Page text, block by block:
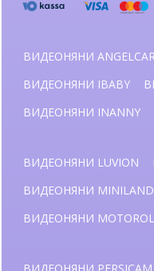
ВИДЕОНЯНИ
ВИДЕОНЯНИ IBABY
ВИДЕОНЯНИ INANNY
ВИДЕОНЯНИ LUVION
ВИДЕОНЯНИ MINILAND
ВИДЕОНЯНИ